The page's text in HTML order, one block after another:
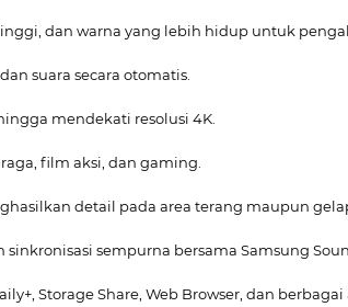
dan warna yang lebih hidup untuk
suara secara otomatis.
mendekati resolusi 4K.
film aksi, dan gaming.
detail pada area terang maupun
sempurna bersama Samsung
Storage Share, Web Browser, dan